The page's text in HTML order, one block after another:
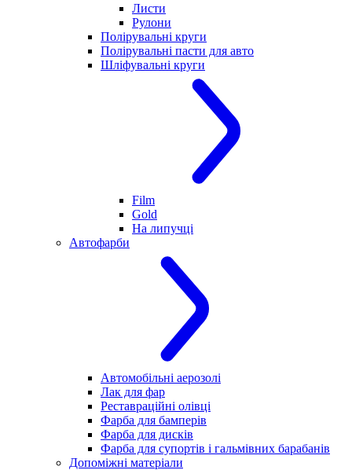
Листи
Рулони
Полірувальні круги
Полірувальні пасти для авто
Шліфувальні круги
Film
Gold
На липучці
Автофарби
Автомобільні аерозолі
Лак для фар
Реставраційні олівці
Фарба для бамперів
Фарба для дисків
Фарба для супортів і гальмівних барабанів
Допоміжні матеріали